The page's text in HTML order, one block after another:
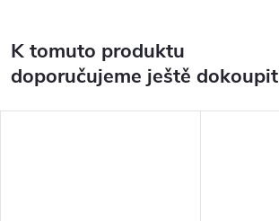
K tomuto produktu
doporučujeme ještě dokoupit